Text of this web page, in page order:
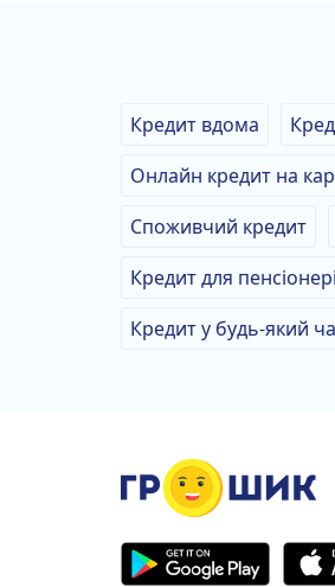
Кредит вдома
Онлайн кредит на
Споживчий кредит
Кредит для
Кредит у будь-який